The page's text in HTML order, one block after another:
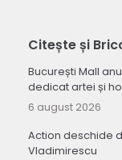
Citește și
București Mall
dedicat artei și
6 august 2026
Action deschide
Vladimirescu